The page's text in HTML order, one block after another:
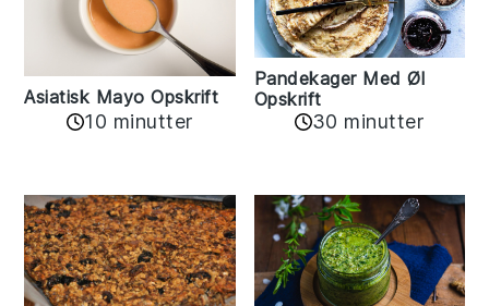
Asiatisk Mayo Opskrift
10 minutter
Pandekager Med Øl
Opskrift
30 minutter